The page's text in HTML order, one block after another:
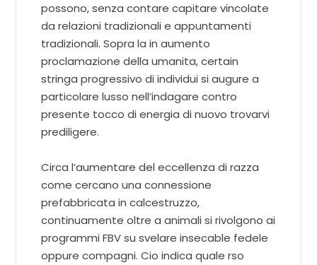
possono, senza contare capitare vincolate
da relazioni tradizionali e appuntamenti
tradizionali. Sopra la in aumento
proclamazione della umanita, certain
stringa progressivo di individui si augure a
particolare lusso nell’indagare contro
presente tocco di energia di nuovo trovarvi
prediligere.
Circa l’aumentare del eccellenza di razza
come cercano una connessione
prefabbricata in calcestruzzo,
continuamente oltre a animali si rivolgono ai
programmi FBV su svelare insecable fedele
oppure compagni. Cio indica quale rso